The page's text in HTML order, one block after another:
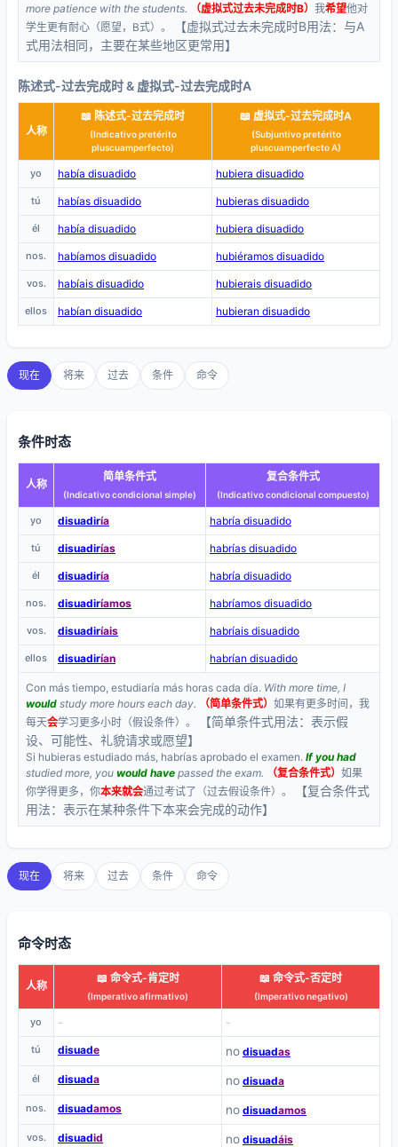
more patience with the students.
（虚拟式过去未完成时B） 我希望他对
学生更有耐心（愿望，B式）。
【虚拟式过去未完成时B用法：与A
式用法相同，主要在某些地区更常用】
陈述式-过去完成时 & 虚拟式-过去完成时A
人称
📖 陈述式-过去完成时
(Indicativo pretérito
pluscuamperfecto)
📖 虚拟式-过去完成时A
(Subjuntivo pretérito
pluscuamperfecto A)
yo había disuadido hubiera disuadido
tú habías disuadido hubieras disuadido
él había disuadido hubiera disuadido
nos. habíamos disuadido hubiéramos disuadido
vos. habíais disuadido hubierais disuadido
ellos habían disuadido hubieran disuadido
现在 将来 过去 条件 命令
条件时态
人称
简单条件式
(Indicativo condicional simple)
复合条件式
(Indicativo condicional compuesto)
yo disuadiría habría disuadido
tú disuadirías habrías disuadido
él disuadiría habría disuadido
nos. disuadiríamos habríamos disuadido
vos. disuadiríais habríais disuadido
ellos disuadirían habrían disuadido
Con más tiempo, estudiaría más horas cada día. With more time, I
would study more hours each day. （简单条件式） 如果有更多时间，我
每天会学习更多小时（假设条件）。
【简单条件式用法：表示假
设、可能性、礼貌请求或愿望】
Si hubieras estudiado más, habrías aprobado el examen. If you had
studied more, you would have passed the exam. （复合条件式） 如果
你学得更多，你本来就会通过考试了（过去假设条件）。
【复合条件式
用法：表示在某种条件下本来会完成的动作】
现在 将来 过去 条件 命令
命令时态
人称
📖 命令式-肯定时
(Imperativo afirmativo)
📖 命令式-否定时
(Imperativo negativo)
yo - -
tú disuade no disuadas
él disuada no disuada
nos. disuadamos no disuadamos
vos. disuadid no disuadáis